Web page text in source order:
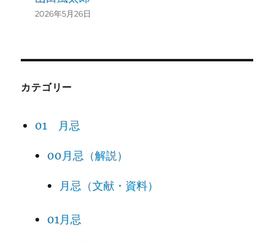
2026年5月26日
カテゴリー
01 月忌
00月忌（解説）
月忌（文献・資料）
01月忌